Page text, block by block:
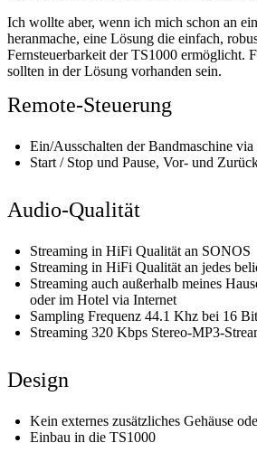
Ich wollte aber, wenn ich mich schon an
heranmache, eine Lösung die einfach,
Fernsteuerbarkeit der TS1000 ermöglicht.
sollten in der Lösung vorhanden sein.
Remote-Steuerung
Ein/Ausschalten der Bandmaschine via
Start / Stop und Pause, Vor- und
Audio-Qualität
Streaming in HiFi Qualität an SONOS
Streaming in HiFi Qualität an jedes
Streaming auch außerhalb meines
oder im Hotel via Internet
Sampling Frequenz 44.1 Khz bei 16
Streaming 320 Kbps Stereo-MP3-
Design
Kein externes zusätzliches Gehäuse
Einbau in die TS1000